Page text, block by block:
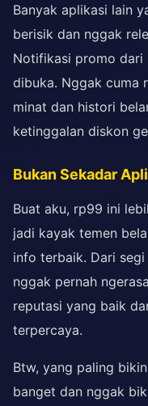
Banyak aplikasi lain
berisik dan nggak
Notifikasi promo dari
dibuka. Nggak cuma
minat dan histori
ketinggalan diskon
Bukan Sekadar
Buat aku, rp99 ini
jadi kayak temen
info terbaik. Dari segi
nggak pernah
reputasi yang baik
terpercaya.
Btw, yang paling
banget dan nggak